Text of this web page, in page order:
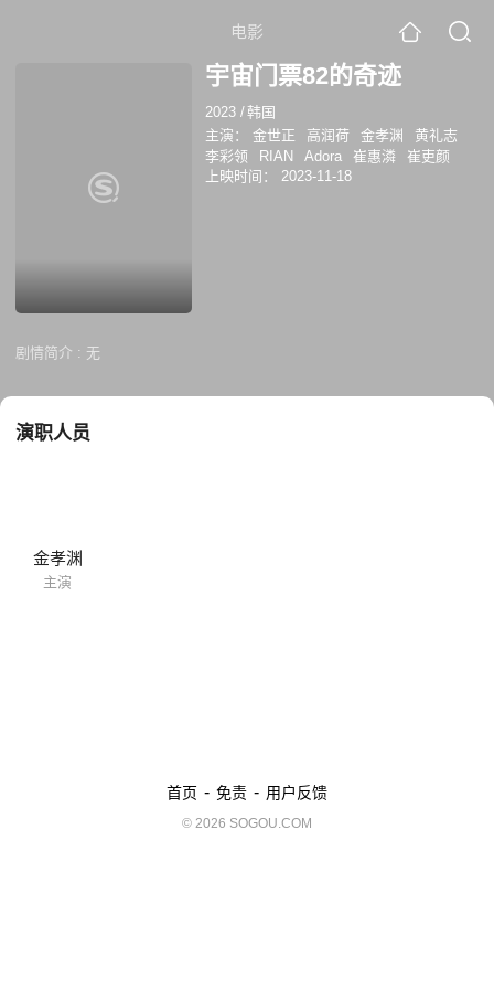
电影
宇宙门票82的奇迹
2023 /韩国
主演：
金世正 高润荷 金孝渊
黄礼志
李彩领
RIAN Adora 崔惠潾
崔吏颜
上映时间：
2023-11-18
剧情简介 : 无
演职人员
金孝渊
主演
首页 - 免责 - 用户反馈
© 2026 SOGOU.COM